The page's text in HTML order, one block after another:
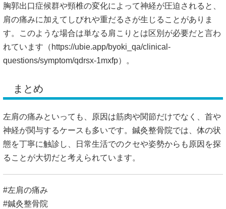
胸郭出口症候群や頸椎の変化によって神経が圧迫されると、
肩の痛みに加えてしびれや重だるさが生じることがありま
す。このような場合は単なる肩こりとは区別が必要だと言わ
れています（ https://ubie.app/byoki_qa/clinical-
questions/symptom/qdrsx-1mxfp）。
まとめ
左肩の痛みといっても、原因は筋肉や関節だけでなく、首や
神経が関与するケースも多いです。鍼灸整骨院では、体の状
態を丁寧に触診し、日常生活でのクセや姿勢からも原因を探
ることが大切だと考えられています。
#左肩の痛み
#鍼灸整骨院